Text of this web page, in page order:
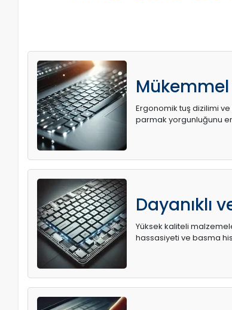
Ergonomik tuş dizilimi ve
parmak yorgunluğunu
Dayanıklı
Yüksek kaliteli
hassasiyeti ve basma